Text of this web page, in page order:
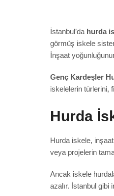
İstanbul’da hurda
görmüş iskele
İnşaat
Genç Kardeşler
iskelelerin türlerini,
Hurda
Hurda iskele,
veya projelerin
Ancak iskele
azalır. İstanbul gibi